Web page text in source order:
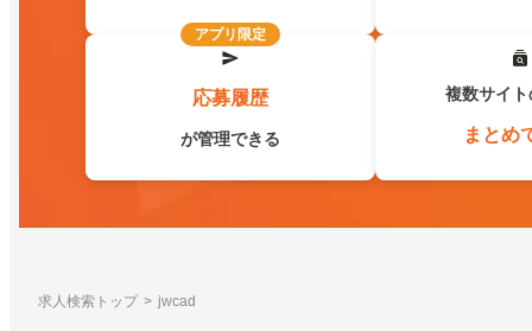
アプリ限定
応募履歴
が管理できる
複数サイ
まとめ
求人検索トップ jwcad